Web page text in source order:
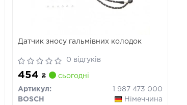
Датчик зносу гальмівних колодок
0 відгуків
454₴ сьогодні
Артикул:
1 987 473 000
BOSCH
Німеччина